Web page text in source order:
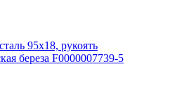
95х18, рукоять
береза F0000007739-5